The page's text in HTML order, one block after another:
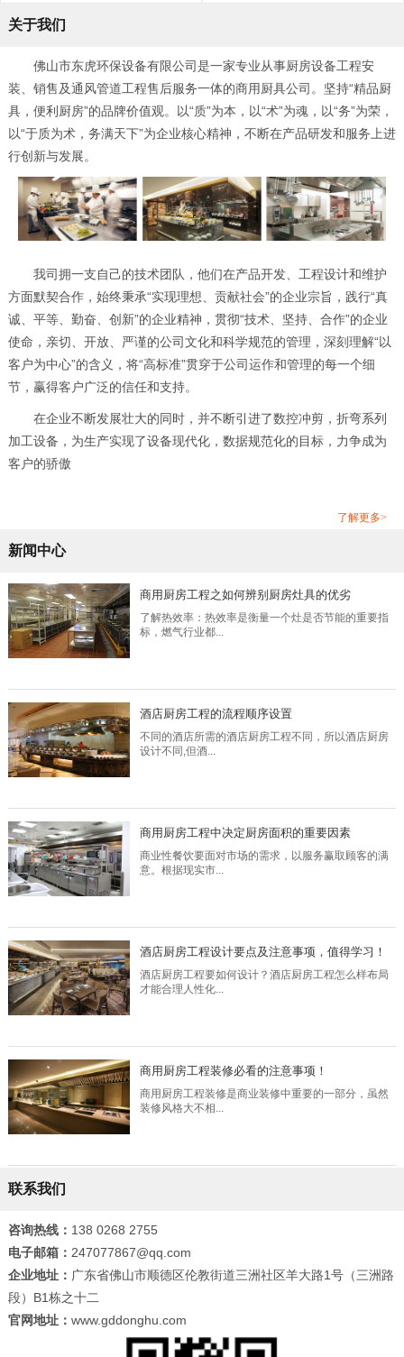
关于我们
佛山市东虎环保设备有限公司是一家专业从事厨房设备工程安
装、销售及通风管道工程售后服务一体的商用厨具公司。坚持“精品厨
具，便利厨房”的品牌价值观。以“质”为本，以“术”为魂，以“务”为荣，
以“于质为术，务满天下”为企业核心精神，不断在产品研发和服务上进
行创新与发展。
我司拥一支自己的技术团队，他们在产品开发、工程设计和维护
方面默契合作，始终秉承“实现理想、贡献社会”的企业宗旨，践行“真
诚、平等、勤奋、创新”的企业精神，贯彻“技术、坚持、合作”的企业
使命，亲切、开放、严谨的公司文化和科学规范的管理，深刻理解“以
客户为中心”的含义，将“高标准”贯穿于公司运作和管理的每一个细
节，赢得客户广泛的信任和支持。
在企业不断发展壮大的同时，并不断引进了数控冲剪，折弯系列
加工设备，为生产实现了设备现代化，数据规范化的目标，力争成为
客户的骄傲
了解更多>
新闻中心
商用厨房工程之如何辨别厨房灶具的优劣
了解热效率：热效率是衡量一个灶是否节能的重要指
标，燃气行业都...
酒店厨房工程的流程顺序设置
不同的酒店所需的酒店厨房工程不同，所以酒店厨房
设计不同,但酒...
商用厨房工程中决定厨房面积的重要因素
商业性餐饮要面对市场的需求，以服务赢取顾客的满
意。根据现实市...
酒店厨房工程设计要点及注意事项，值得学习！
酒店厨房工程要如何设计？酒店厨房工程怎么样布局
才能合理人性化...
商用厨房工程装修必看的注意事项！
商用厨房工程装修是商业装修中重要的一部分，虽然
装修风格大不相...
联系我们
咨询热线： 138 0268 2755
电子邮箱： 247077867@qq.com
企业地址： 广东省佛山市顺德区伦教街道三洲社区羊大路1号（三洲路
段）B1栋之十二
官网地址： www.gddonghu.com